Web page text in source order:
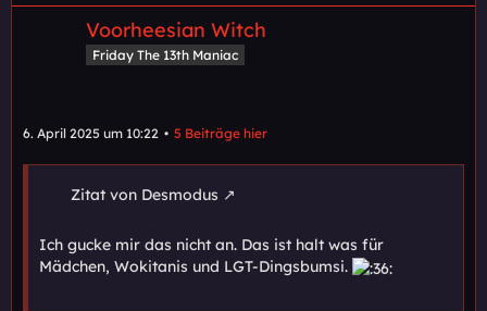
Voorheesian Witch
Friday The 13th Maniac
6. April 2025 um 10:22 5 Beiträge hier
Zitat von Desmodus
Ich gucke mir das nicht an. Das ist halt was für
Mädchen, Wokitanis und LGT-Dingsbumsi.